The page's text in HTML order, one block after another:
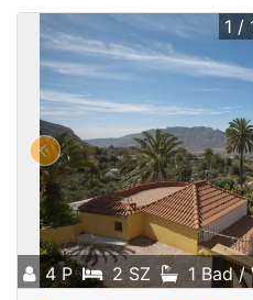
4 P 2 SZ 1 Bad /
1 /